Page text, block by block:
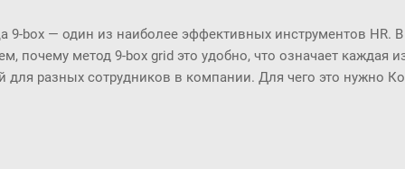
особенно удобны разработчикам по двум основным
(шаблоны, процедуры, ...) и их код нужно было в п...
9-box — один из наиболее эффективных инструментов HR.
почему метод 9-box grid это удобно, что означает каждая
для разных сотрудников в компании. Для чего это нужно
General Electrics приоритизировать инвестиции. На